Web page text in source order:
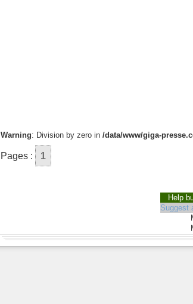
Warning: Division by zero in/data/www/giga-
Pages : 1
Help
Suggest